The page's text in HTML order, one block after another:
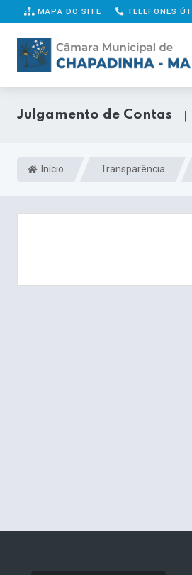
MAPA DO SITE TELEFONES
Julgamento de Contas |
Início Transparência